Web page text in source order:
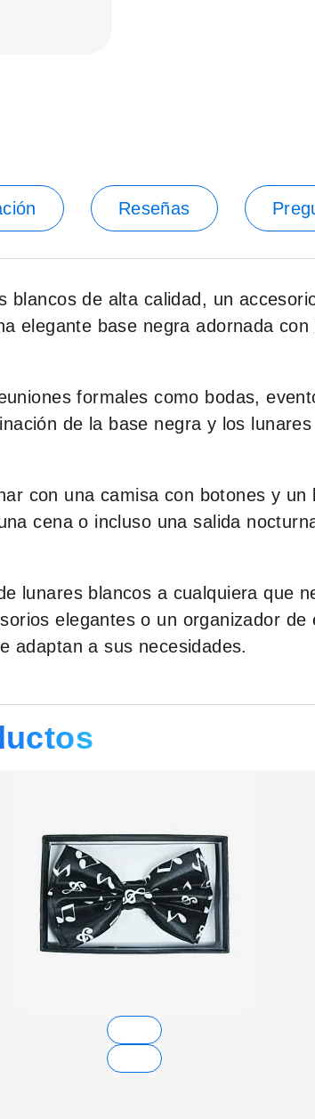
Reseñas
de alta calidad, un
elegante base negra adornada
formales como bodas,
de la base negra y los
con una camisa con botones y
cena o incluso una salida
lunares blancos a cualquiera que
elegantes o un organizador
adaptan a sus necesidades.